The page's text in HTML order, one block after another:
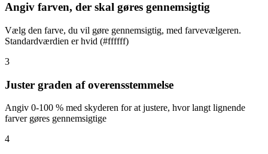
Angiv farven, der skal gøres gennemsigtig
Vælg den farve, du vil gøre gennemsigtig, med farvevælgeren.
Standardværdien er hvid (#ffffff)
3
Juster graden af overensstemmelse
Angiv 0-100 % med skyderen for at justere, hvor langt lignende
farver gøres gennemsigtige
4